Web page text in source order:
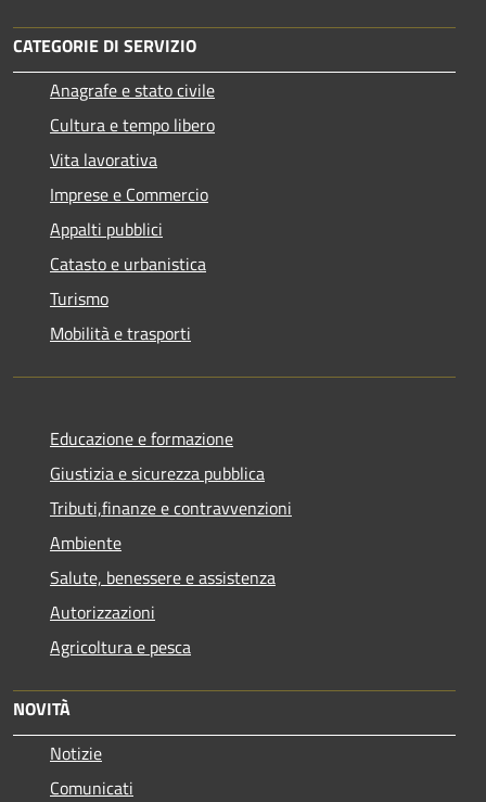
CATEGORIE DI SERVIZIO
Anagrafe e stato civile
Cultura e tempo libero
Vita lavorativa
Imprese e Commercio
Appalti pubblici
Catasto e urbanistica
Turismo
Mobilità e trasporti
Educazione e formazione
Giustizia e sicurezza pubblica
Tributi,finanze e contravvenzioni
Ambiente
Salute, benessere e assistenza
Autorizzazioni
Agricoltura e pesca
NOVITÀ
Notizie
Comunicati